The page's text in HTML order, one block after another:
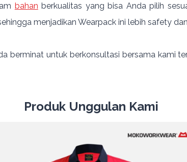
bahan berkualitas yang bisa Anda pilih
menjadikan Wearpack ini lebih safety
berminat untuk berkonsultasi bersama kami
Produk Unggulan Kami